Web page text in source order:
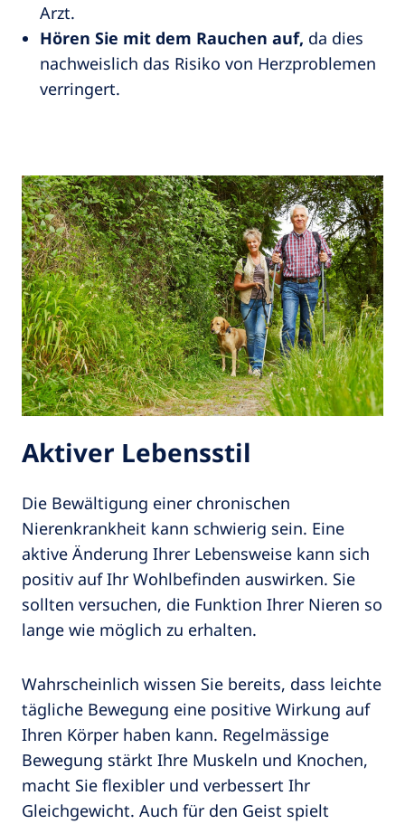
Arzt.
Hören Sie mit dem Rauchen auf, da dies
nachweislich das Risiko von Herzproblemen
verringert.
Aktiver Lebensstil
Die Bewältigung einer chronischen
Nierenkrankheit kann schwierig sein. Eine
aktive Änderung Ihrer Lebensweise kann sich
positiv auf Ihr Wohlbefinden auswirken. Sie
sollten versuchen, die Funktion Ihrer Nieren so
lange wie möglich zu erhalten.
Wahrscheinlich wissen Sie bereits, dass leichte
tägliche Bewegung eine positive Wirkung auf
Ihren Körper haben kann. Regelmässige
Bewegung stärkt Ihre Muskeln und Knochen,
macht Sie flexibler und verbessert Ihr
Gleichgewicht. Auch für den Geist spielt